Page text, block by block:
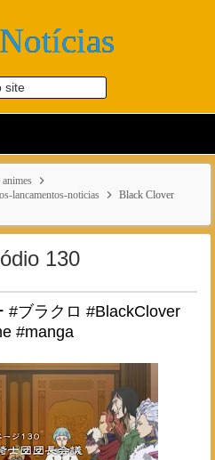
site
lancamentos-noticias
Black Clover
130
#ブラクロ #BlackClover
#manga